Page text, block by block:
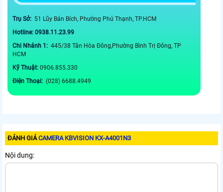
Trụ Sở: 51 Lũy Bán Bích, Phường Phú Thạnh, TP.HCM
Hotline: 0938.11.23.99
Chi Nhánh 1: 445/38 Tân Hòa Đông,Phường Bình Trị Đông, TP
HCM
Kỹ Thuật: 0906.855.330
Điện Thoại: (028) 6688.4949
ĐÁNH GIÁCAMERA KBVISION KX-A4001N3
Nội dung: